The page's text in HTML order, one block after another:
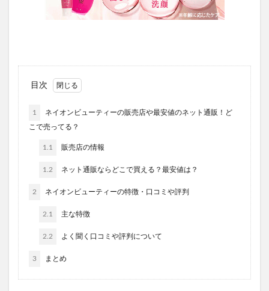
目次
1
ネイオンビューティーの販売店や最安値のネット通販！ど
こで売ってる？
1.1 販売店の情報
1.2 ネット通販ならどこで買える？最安値は？
2 ネイオンビューティーの特徴・口コミや評判
2.1 主な特徴
2.2 よく聞く口コミや評判について
3 まとめ